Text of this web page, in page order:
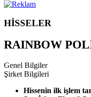
HİSSELER
RAINBOW
Genel Bilgiler
Şirket Bilgileri
Hissenin ilk işlem